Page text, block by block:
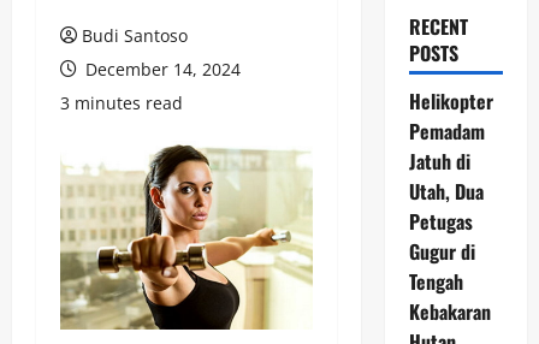
Budi Santoso
December 14, 2024
3 minutes read
RECENT
POSTS
Helikopter
Pemadam
Jatuh di
Utah, Dua
Petugas
Gugur di
Tengah
Kebakaran